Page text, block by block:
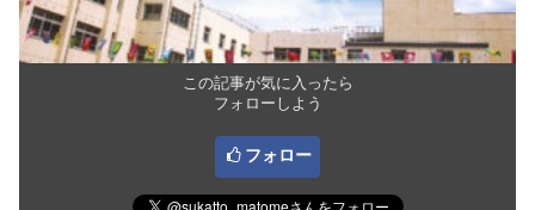
この記事が気に入ったら
フォローしよう
フォロー